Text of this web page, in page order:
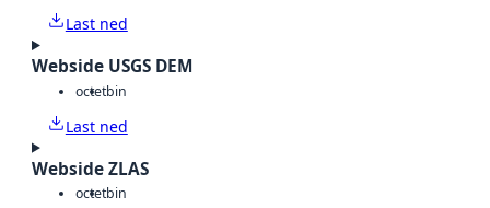
Last ned
Webside USGS DEM
octetbin
Last ned
Webside ZLAS
octetbin